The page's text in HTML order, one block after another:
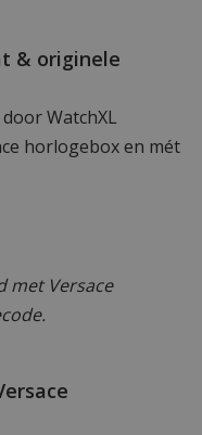
& originele
WatchXL
horlogebox en mét
met Versace